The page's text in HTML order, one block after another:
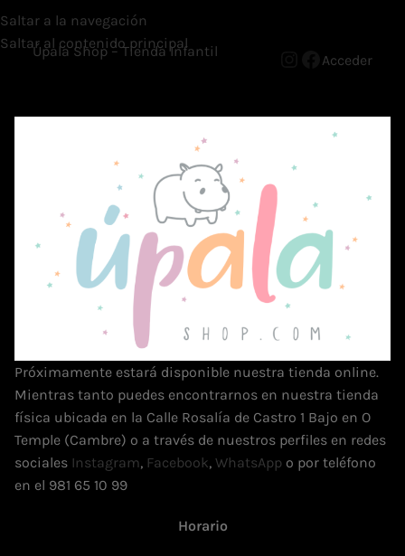
Saltar a la navegación
Saltar al contenido principal
Úpala Shop – Tienda Infantil
Acceder
Próximamente estará disponible nuestra tienda online.
Mientras tanto puedes encontrarnos en nuestra tienda
física ubicada en la Calle Rosalía de Castro 1 Bajo en O
Temple (Cambre) o a través de nuestros perfiles en redes
sociales Instagram, Facebook, WhatsApp o por teléfono
en el 981 65 10 99
Horario